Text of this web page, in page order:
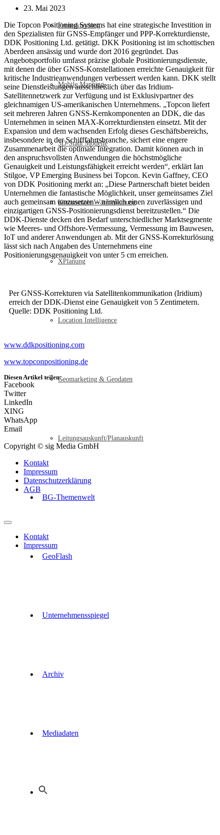
Fernerkundung
Mobile Mapping
3D-Stadt Modelle
Kommunale Wärmeplanung
XPlanung
Location Intelligence
Geomarketing & Geodaten
Leitungsauskunft/Planauskunft
BG-Themenwelt
GeoFlash
Unternehmensspiegel
Archiv
Mediadaten
23. Mai 2023
Die Topcon Positioning Systems hat eine strategische Investition in
den Spezialisten für GNSS-Empfänger und PPP-Korrekturdienste,
DDK Positioning Ltd. getätigt. DKK Positioning ist im schottischen
Aberdeen ansässig und wurde dort 2016 gegründet. Das
Angebotsportfolio umfasst präzise globale Positionierungsdienste,
mit denen die über GNSS-Konstellationen erreichte Genauigkeit für
kritische Industrieanwendungen verbessert werden kann. DKK stellt
seine Dienstleistungen ausschließlich über das Iridium-
Satellitennetzwerk zur Verfügung und ist Exklusivpartner des
gleichnamigen US-amerikanischen Unternehmens. „Topcon liefert
seit mehreren Jahren GNSS-Kernkomponenten an DDK, die das
Unternehmen in seinen MAX-Korrekturdiensten einsetzt. Mit der
Expansion und dem wachsenden Erfolg dieses Geschäftsbereichs,
insbesondere in der Schifffahrtsbranche, sichert eine engere
Zusammenarbeit die optimale Integration. Damit können auch in
den anspruchsvollsten Anwendungen die höchstmögliche
Genauigkeit und Leistungsfähigkeit erreicht werden“, erklärt Ian
Stilgoe, VP Emerging Business bei Topcon. Kevin Gaffney, CEO
von DDK Positioning merkt an: „Diese Partnerschaft bietet beiden
Unternehmen die fantastische Möglichkeit, unser gemeinsames Ziel
auch gemeinsam umzusetzen – nämlich einen zuverlässigen und
einzigartigen GNSS-Positionierungsdienst bereitzustellen.“ Die
DDK-Dienste decken den Bedarf unterschiedlicher Marktsegmente
wie Meeres- und Offshore-Vermessung, Vermessung im Bauwesen,
IoT und anderer Anwendungen ab. Mit der GNSS-Korrekturlösung
lässt sich nach Angaben des Unternehmens eine
Positionierungsgenauigkeit von unter 5 cm erreichen.
Per GNSS-Korrekturen via Satellitenkommunikation (Iridium)
erreich der DDK-Dienst eine Genauigkeit von 5 Zentimetern.
Quelle: DDK Positioning Ltd.
www.ddkpositioning.com
www.topconpositioning.de
Diesen Artikel teilen:
Facebook
Twitter
LinkedIn
XING
WhatsApp
Email
Copyright © sig Media GmbH
Kontakt
Impressum
Datenschutzerklärung
AGB
Kontakt
Impressum